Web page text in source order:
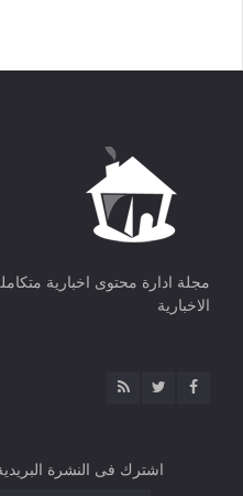
مجلة ادارة محتوى اخبارية
الاخبارية
اشترك فى النشرة